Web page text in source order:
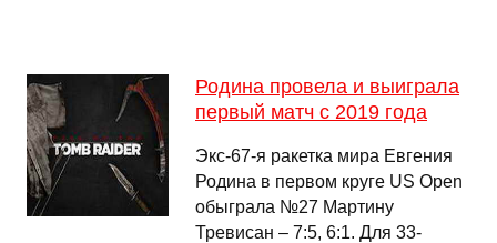
Родина провела и выиграла
первый матч с 2019 года
Экс-67-я ракетка мира Евгения
Родина в первом круге US Open
обыграла №27 Мартину
Тревисан – 7:5, 6:1. Для 33-